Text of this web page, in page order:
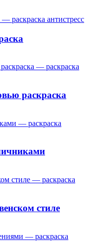
раскраска
стиле